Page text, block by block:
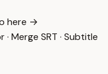
here →
· Merge SRT · Subtitle